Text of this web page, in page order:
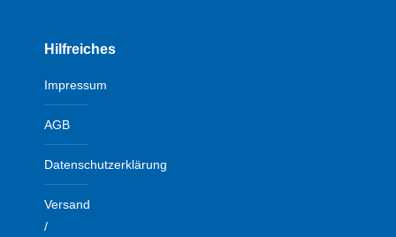
Hilfreiches
Impressum
AGB
Datenschutzerklärung
Versand
/